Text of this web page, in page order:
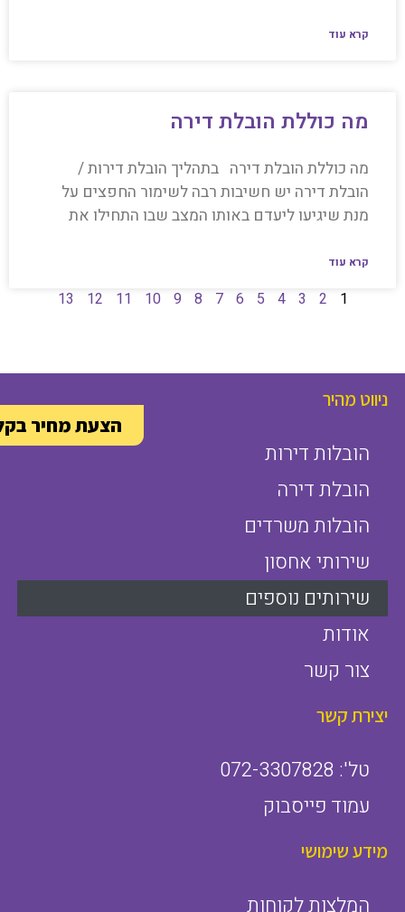
קרא עוד
מה כוללת הובלת דירה
מה כוללת הובלת דירה בתהליך הובלת דירות /
הובלת דירה יש חשיבות רבה לשימור החפצים על
מנת שיגיעו ליעדם באותו המצב שבו התחילו את
קרא עוד
1
2
3
4
5
6
7
8
9
10
11
12
13
הצעת מחיר
ניווט מהיר
הובלות דירות
הובלת דירה
הובלות משרדים
שירותי אחסון
שירותים נוספים
אודות
צור קשר
יצירת קשר
טל': 072-3307828
עמוד פייסבוק
מידע שימושי
המלצות לקוחות